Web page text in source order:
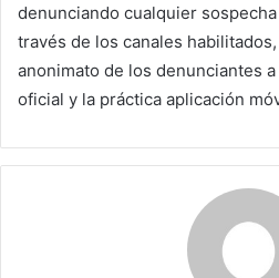
denunciando cualquier
través de los canales
anonimato de los denunciantes
oficial y la práctica aplicación